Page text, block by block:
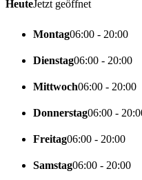
HeuteJetzt geöffnet
Montag06:00 - 20:00
Dienstag06:00 - 20:00
Mittwoch06:00 - 20:00
Donnerstag06:00 -
Freitag06:00 - 20:00
Samstag06:00 - 20:00